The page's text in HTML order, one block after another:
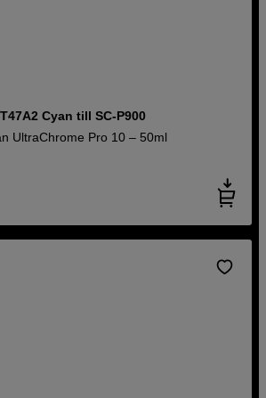
Cyan till SC-P900
UltraChrome Pro 10 – 50ml